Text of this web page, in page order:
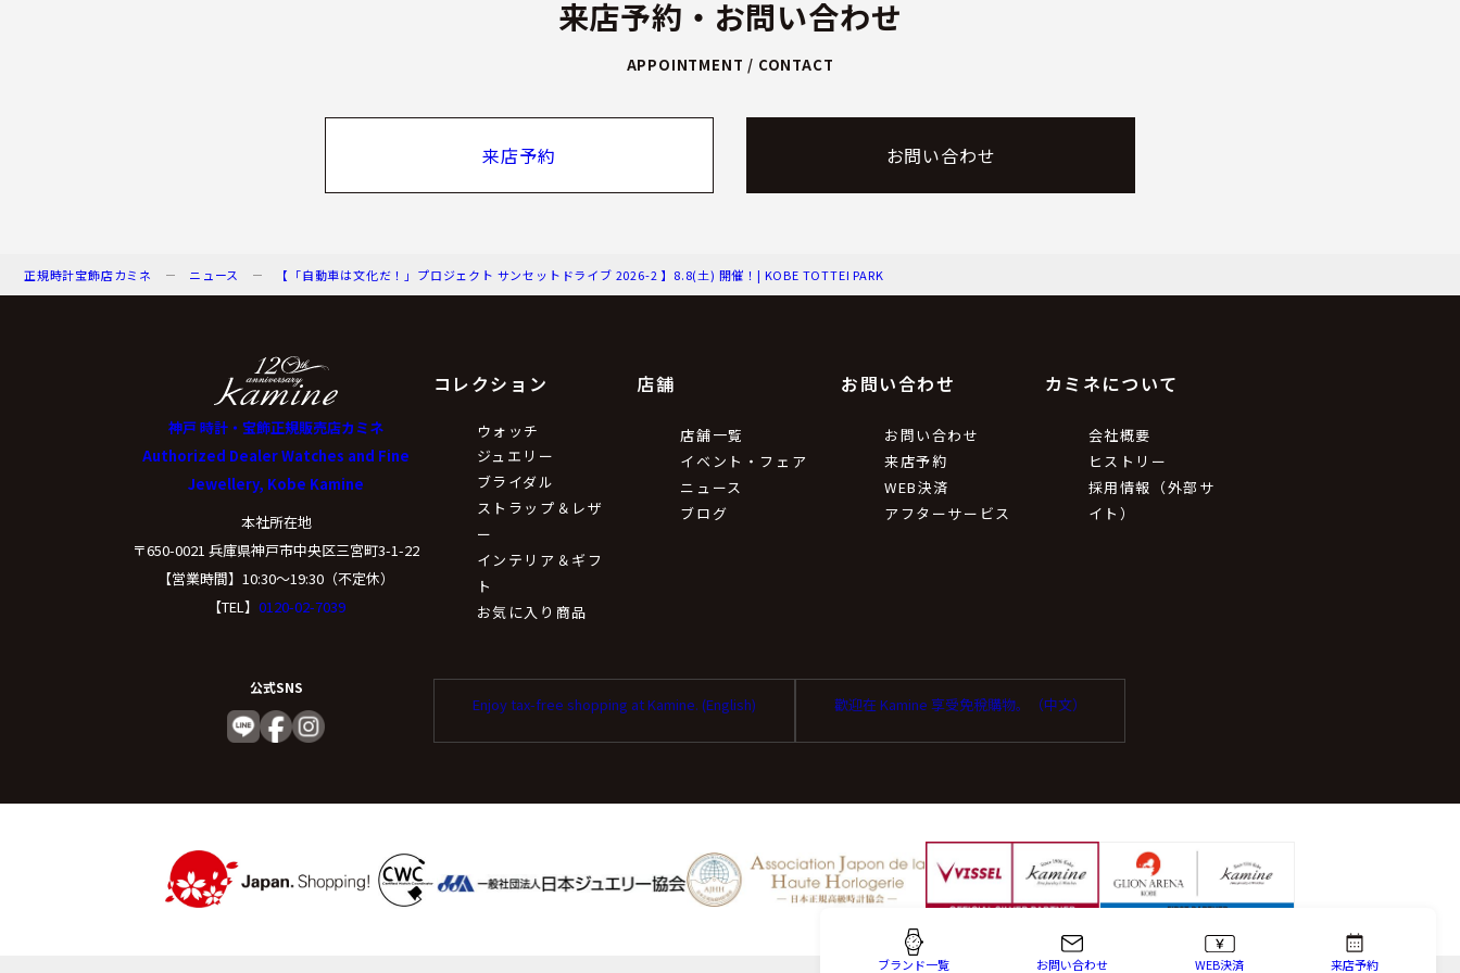
来店予約・お問い合わせ
APPOINTMENT / CONTACT
来店予約 お問い合わせ
正規時計宝飾店カミネ ニュース 【「自動車は文化だ！」プロジェクト サンセットドライブ 2026-2 】8.8(土) 開催！| KOBE TOTTEI PARK
コレクション
ウォッチ
ジュエリー
ブライダル
ストラップ＆レザ
ー
インテリア＆ギフ
ト
お気に入り商品
店舗
店舗一覧
イベント・フェア
ニュース
ブログ
お問い合わせ
お問い合わせ
来店予約
WEB決済
アフターサービス
カミネについて
会社概要
ヒストリー
採用情報（外部サ
イト）
公式SNS
Enjoy tax-free shopping at Kamine. (English) 歡迎在 Kamine 享受免稅購物。（中文）
神戸 時計・宝飾正規販売店カミネ
Authorized Dealer Watches and Fine
Jewellery, Kobe Kamine
本社所在地
〒650-0021 兵庫県神戸市中央区三宮町3-1-22
【営業時間】10:30〜19:30（不定休）
【TEL】 0120-02-7039
ブランド一覧 お問い合わせ WEB決済 来店予約